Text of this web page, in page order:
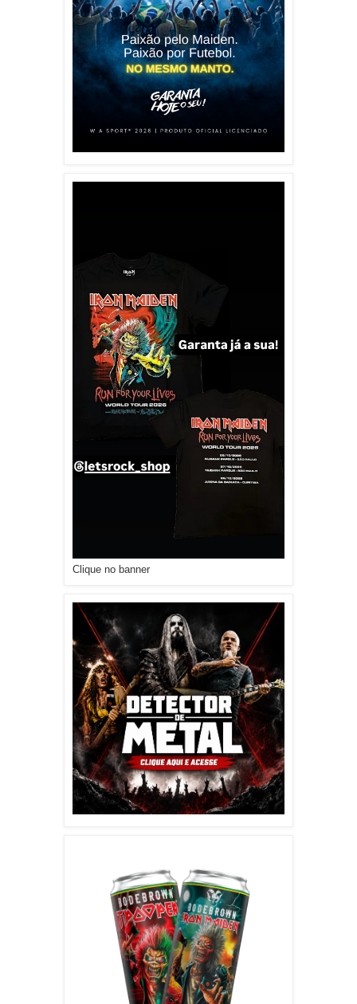
Clique no banner